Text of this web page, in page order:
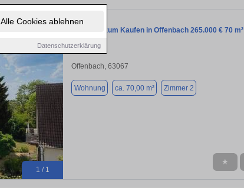
Alle Cookies ablehnen
Datenschutzerklärung
1 / 1
Wohnung zum Kaufen in Offenbach 265.000 € 70 m²
Offenbach, 63067
Wohnung ca. 70,00 m² Zimmer 2
★